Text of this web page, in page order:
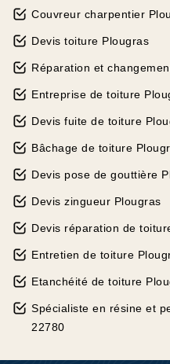
Couvreur charpentier
Devis toiture Plougras
Réparation et
Entreprise de toiture
Devis fuite de toiture
Bâchage de toiture
Devis pose de gouttière
Devis zingueur Plougras
Devis réparation de
Entretien de toiture
Etanchéité de toiture
Spécialiste en résine et
22780